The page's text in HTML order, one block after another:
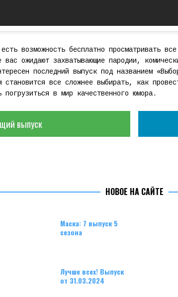
возможность бесплатно просматривать
ожидают захватывающие пародии,
последний выпуск под названием
все сложнее выбирать, как
в мир качественного юмора.
выпуск
НОВОЕ НА САЙТЕ
Маска: 7 выпуск 5
сезона
Лучше всех! Выпуск
от 31.03.2024